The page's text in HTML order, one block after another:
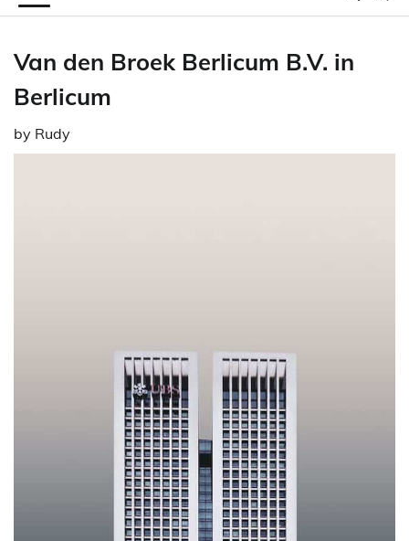
Van den Broek Berlicum B.V. in
Berlicum
by Rudy